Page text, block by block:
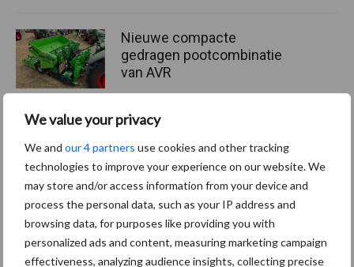
We value your privacy
We and our 4 partners use cookies and other tracking
technologies to improve your experience on our website. We
may store and/or access information from your device and
process the personal data, such as your IP address and
browsing data, for purposes like providing you with
personalized ads and content, measuring marketing campaign
effectiveness, analyzing audience insights, collecting precise
Nieuwe compacte
gedragen pootcombinatie
van AVR
Provincie Antwerpen breidt
geen water meer
oppompen uit onbevaarbare
waterlopen